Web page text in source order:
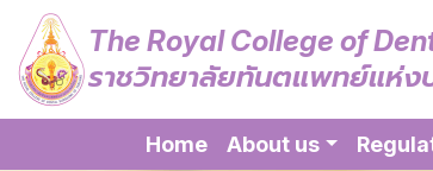
The Royal College of
ราชวิทยาลัยทันตแพทย์แห่งป
Home About us